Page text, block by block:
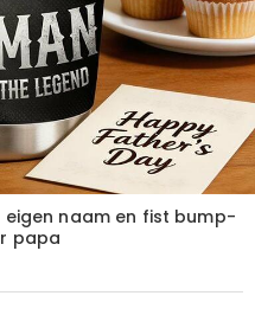
naam en fist bump-
papa